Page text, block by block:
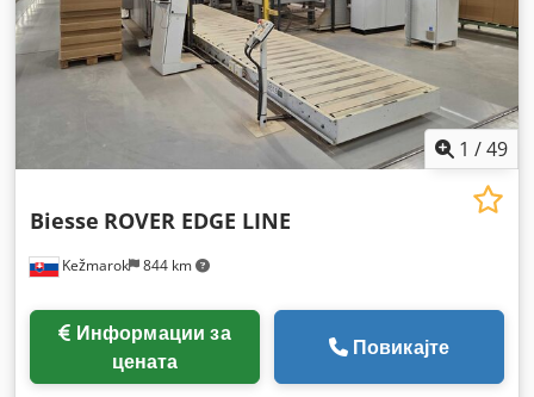
1 /49
Kežmarok 844 km
Biesse ROVER EDGE LINE
цената
Повикајте